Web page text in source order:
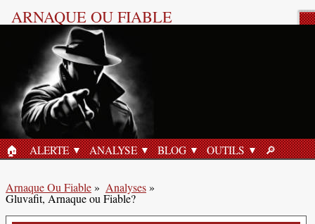
ARNAQUE OU FIABLE
ACCUEIL
🏠︎ ALERTE ANALYSE BLOG OUTILS 🔎︎
Arnaque Ou Fiable» Analyses»
Gluvafit, Arnaque ou Fiable?